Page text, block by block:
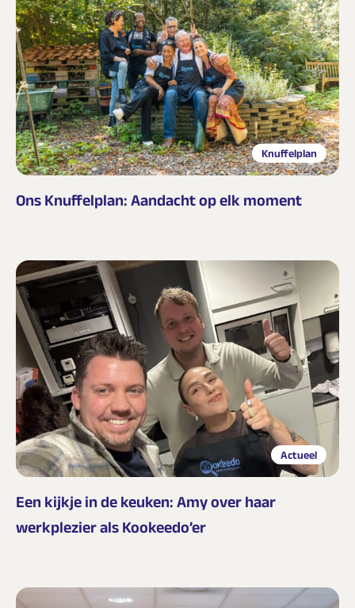
Knuffelplan
Ons Knuffelplan: Aandacht op elk moment
Actueel
Een kijkje in de keuken: Amy over haar
werkplezier als Kookeedo’er